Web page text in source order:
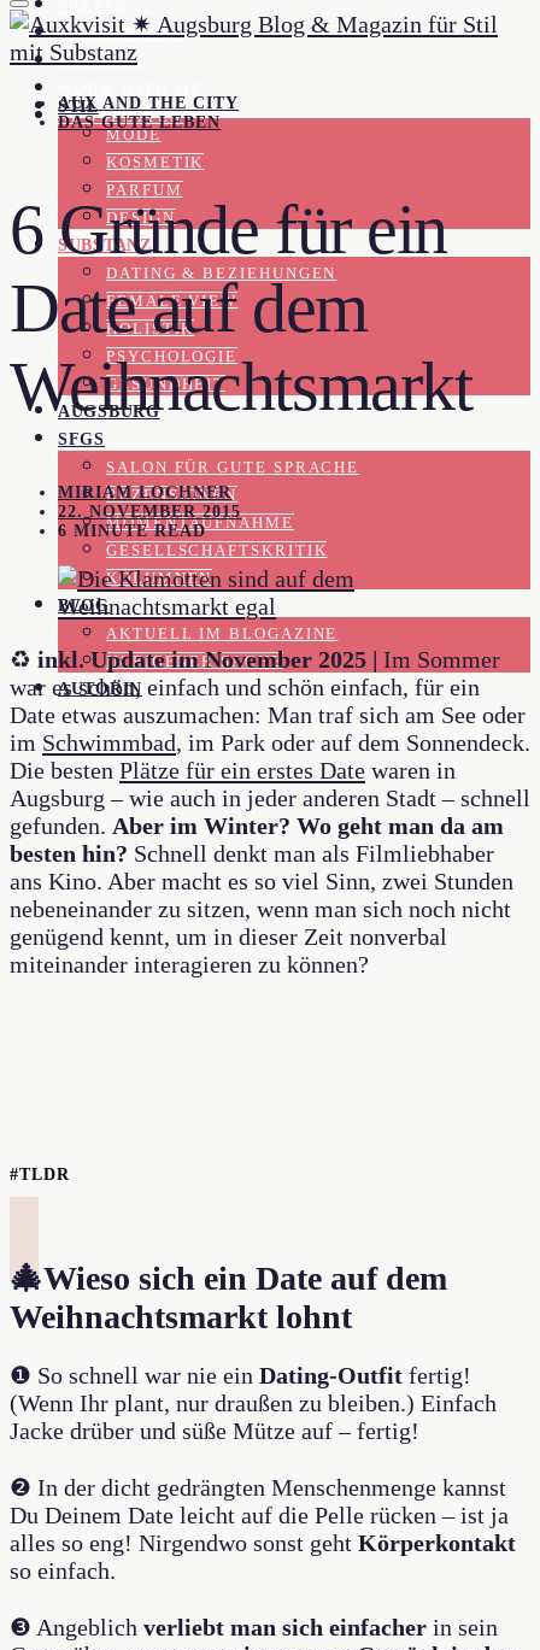
KOOPERATION
KONTAKT
NEWSLETTER
STIL
MODE
KOSMETIK
PARFUM
DESIGN
SUBSTANZ
DATING & BEZIEHUNGEN
FEMALE VIEW
HOLISTIK
PSYCHOLOGIE
GESUNDHEIT
AUGSBURG
SFGS
SALON FÜR GUTE SPRACHE
REZENSIONEN
MOMENTAUFNAHME
GESELLSCHAFTSKRITIK
KOLUMNEN
BLOG
AKTUELL IM BLOGAZINE
IN EIGENER SACHE
AUTORIN
AUX AND THE CITY
DAS GUTE LEBEN
6 Gründe für ein
Date auf dem
Weihnachtsmarkt
MIRIAM LOCHNER
22. NOVEMBER 2015
6 MINUTE READ
♻️ inkl. Update im November 2025 | Im Sommer
war es schön, einfach und schön einfach, für ein
Date etwas auszumachen: Man traf sich am See oder
im Schwimmbad, im Park oder auf dem Sonnendeck.
Die besten Plätze für ein erstes Date waren in
Augsburg – wie auch in jeder anderen Stadt – schnell
gefunden. Aber im Winter? Wo geht man da am
besten hin? Schnell denkt man als Filmliebhaber
ans Kino. Aber macht es so viel Sinn, zwei Stunden
nebeneinander zu sitzen, wenn man sich noch nicht
genügend kennt, um in dieser Zeit nonverbal
miteinander interagieren zu können?
#TLDR
🎄Wieso sich ein Date auf dem
Weihnachtsmarkt lohnt
❶ So schnell war nie ein Dating-Outfit fertig!
(Wenn Ihr plant, nur draußen zu bleiben.) Einfach
Jacke drüber und süße Mütze auf – fertig!
❷ In der dicht gedrängten Menschenmenge kannst
Du Deinem Date leicht auf die Pelle rücken – ist ja
alles so eng! Nirgendwo sonst geht Körperkontakt
so einfach.
❸ Angeblich verliebt man sich einfacher in sein